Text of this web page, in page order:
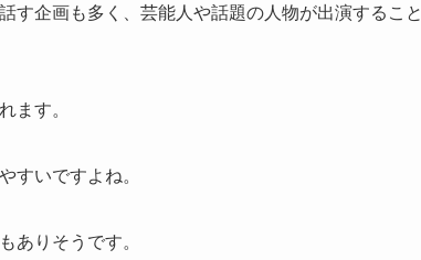
す企画も多く、芸能人や話題の人物が出演すること
ます。
すいですよね。
ありそうです。